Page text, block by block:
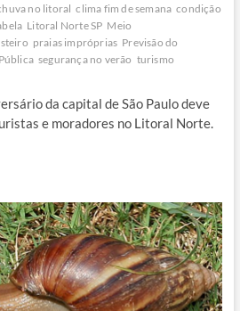
no litoral clima fim de semana condição
Litoral Norte SP Meio
praias impróprias Previsão do
segurança no verão turismo
da capital de São Paulo deve
e moradores no Litoral Norte.